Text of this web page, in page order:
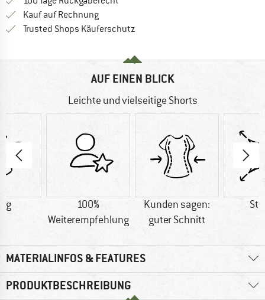
Kauf auf RechnungFinde die Zahlungs-Infos hier! Öffnet
Trusted Shops Käuferschutz
AUF EINEN BLICK
Leichte und vielseitige Shorts
g
100%
Weiterempfehlung
Kunden sagen:
guter Schnitt
MATERIALINFOS & FEATURES
PRODUKTBESCHREIBUNG